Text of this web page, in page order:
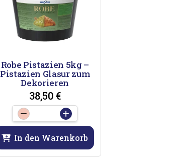
Robe Pistazien 5kg –
Pistazien Glasur zum
Dekorieren
38,50 €
-
Robe
5kg
-
+
In den Warenkorb